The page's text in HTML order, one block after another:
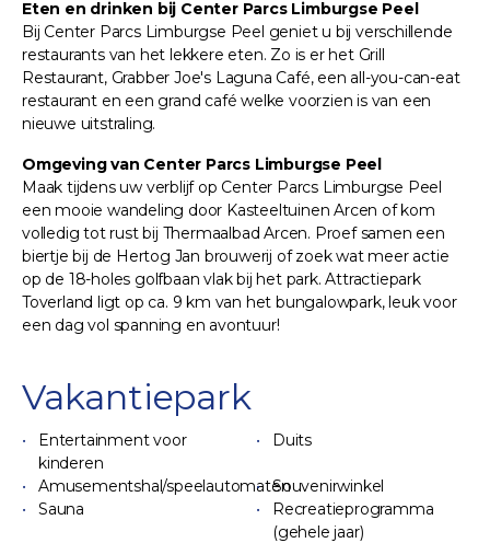
Eten en drinken bij Center Parcs Limburgse Peel
Bij Center Parcs Limburgse Peel geniet u bij verschillende
restaurants van het lekkere eten. Zo is er het Grill
Restaurant, Grabber Joe's Laguna Café, een all-you-can-eat
restaurant en een grand café welke voorzien is van een
nieuwe uitstraling.
Omgeving van Center Parcs Limburgse Peel
Maak tijdens uw verblijf op Center Parcs Limburgse Peel
een mooie wandeling door Kasteeltuinen Arcen of kom
volledig tot rust bij Thermaalbad Arcen. Proef samen een
biertje bij de Hertog Jan brouwerij of zoek wat meer actie
op de 18-holes golfbaan vlak bij het park. Attractiepark
Toverland ligt op ca. 9 km van het bungalowpark, leuk voor
een dag vol spanning en avontuur!
Vakantiepark
Entertainment voor
kinderen
Duits
Amusementshal/speelautomatenSouvenirwinkel
Sauna
Recreatieprogramma
(gehele jaar)